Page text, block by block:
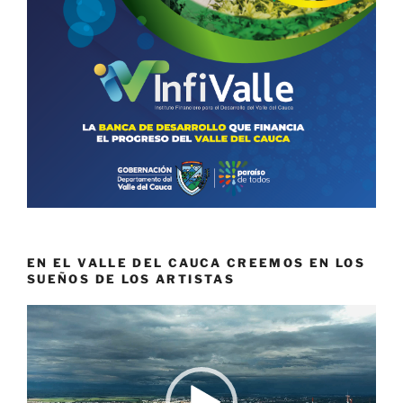
EN EL VALLE DEL CAUCA CREEMOS EN LOS
SUEÑOS DE LOS ARTISTAS
Reproductor
de
vídeo